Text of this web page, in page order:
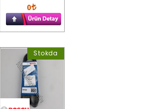
0
Stokda